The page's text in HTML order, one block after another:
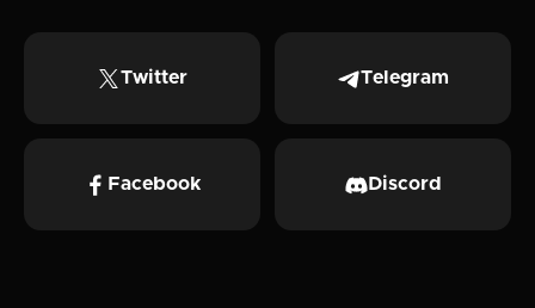
Twitter Telegram
Facebook Discord